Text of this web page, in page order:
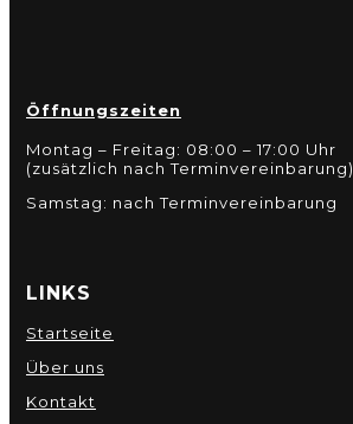
Öffnungszeiten
Montag – Freitag: 08:00 – 17:00 Uhr
(zusätzlich nach Terminvereinbarung)
Samstag: nach Terminvereinbarung
LINKS
Startseite
Über uns
Kontakt